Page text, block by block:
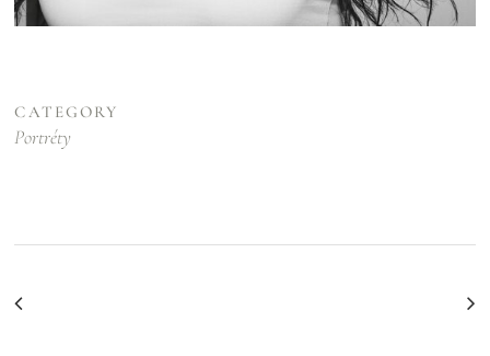
CATEGORY
Portréty